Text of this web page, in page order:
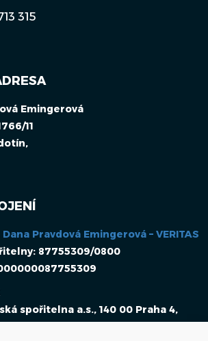
315
Emingerová
11
Dana Pravdová Emingerová – VERITAS
87755309/0800
spořitelna a.s., 140 00 Praha 4,